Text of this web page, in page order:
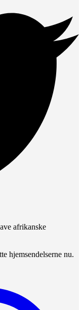
afrikanske
hjemsendelserne nu.